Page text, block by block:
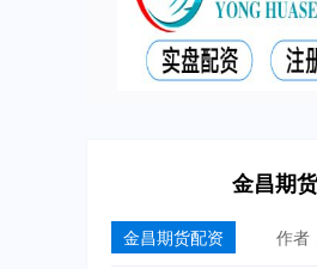
金昌期
金昌期货配资 作者